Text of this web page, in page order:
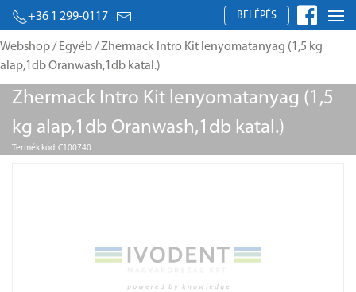
+36 1 299-0117 BELÉPÉS
Webshop/ Egyéb/ Zhermack Intro Kit lenyomatanyag (1,5 kg
alap,1db Oranwash,1db katal.)
Zhermack Intro Kit lenyomatanyag (1,5
kg alap,1db Oranwash,1db katal.)
Termék kód: C100740